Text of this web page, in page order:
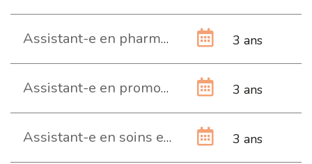
Assistant-e en pharmacie CFC 3 ans
Assistant-e en promotion de l’activité physique et de la santé CFC 3 ans
Assistant-e en soins et santé communautaire CFC 3 ans